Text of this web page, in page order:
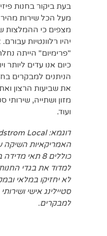
בעת ביקור בחנות
מעל הכל שירות מהיר
מצפים כי ההמלצות
יהיו רלוונטיות
"פרימיום" הייתה
כיום אנו עדים ליותר
הניתנים למבקרים
את שביעות הרצון
מזון ושתייה, שירותי
ועוד.
דוגמא:Local
האמריקאיות השיקה
כוללים 8 תאי
למדוד את בגדי
לא יחזיקו במלאי
סטיילינג אישי
למבקרים.